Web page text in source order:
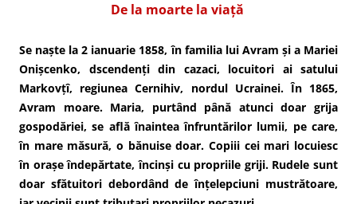
De la moarte la viață
Se naște la 2 ianuarie 1858, în familia lui Avram și a Mariei
Onișcenko, dscendenți din cazaci, locuitori ai satului
Markovțî, regiunea Cernihiv, nordul Ucrainei. În 1865,
Avram moare. Maria, purtând până atunci doar grija
gospodăriei, se află înaintea înfruntărilor lumii, pe care,
în mare măsură, o bănuise doar. Copiii cei mari locuiesc
în orașe îndepărtate, încinși cu propriile griji. Rudele sunt
doar sfătuitori debordând de înțelepciuni mustrătoare,